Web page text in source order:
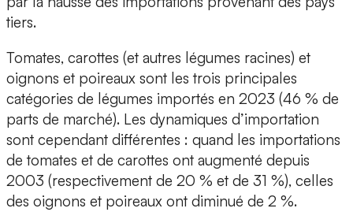
tiers.
Tomates, carottes (et autres légumes racines) et
oignons et poireaux sont les trois principales
catégories de légumes importés en 2023 (46 % de
parts de marché). Les dynamiques d’importation
sont cependant différentes : quand les importations
de tomates et de carottes ont augmenté depuis
2003 (respectivement de 20 % et de 31 %), celles
des oignons et poireaux ont diminué de 2 %.